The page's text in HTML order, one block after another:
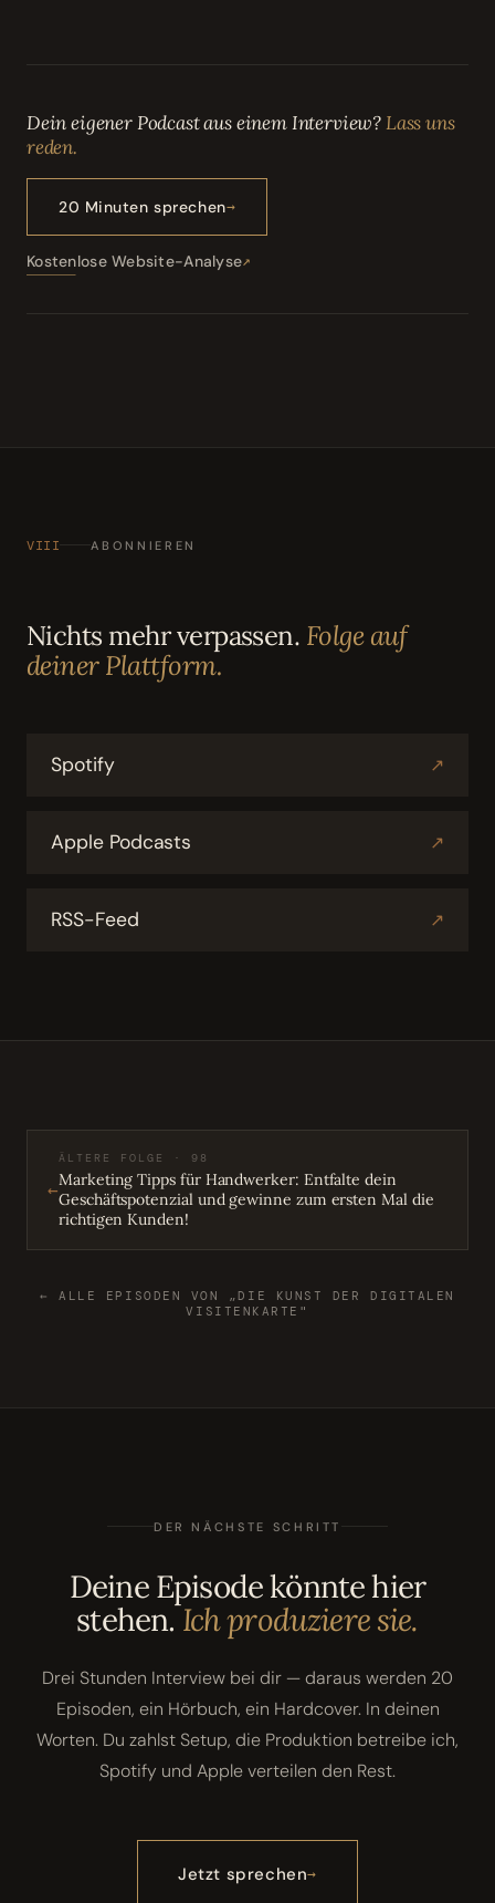
Dein eigener Podcast aus einem Interview?Lass uns
reden.
20 Minuten sprechen
Kostenlose Website-Analyse
VIII ABONNIEREN
Nichts mehr verpassen. Folge auf
deiner Plattform.
Spotify ↗
Apple Podcasts ↗
RSS-Feed ↗
←
ÄLTERE FOLGE · 98
Marketing Tipps für Handwerker: Entfalte dein
Geschäftspotenzial und gewinne zum ersten Mal die
richtigen Kunden!
← ALLE EPISODEN VON „DIE KUNST DER DIGITALEN
VISITENKARTE"
DER NÄCHSTE SCHRITT
Deine Episode könnte hier
stehen.Ich produziere sie.
Drei Stunden Interview bei dir — daraus werden 20
Episoden, ein Hörbuch, ein Hardcover. In deinen
Worten. Du zahlst Setup, die Produktion betreibe ich,
Spotify und Apple verteilen den Rest.
Jetzt sprechen